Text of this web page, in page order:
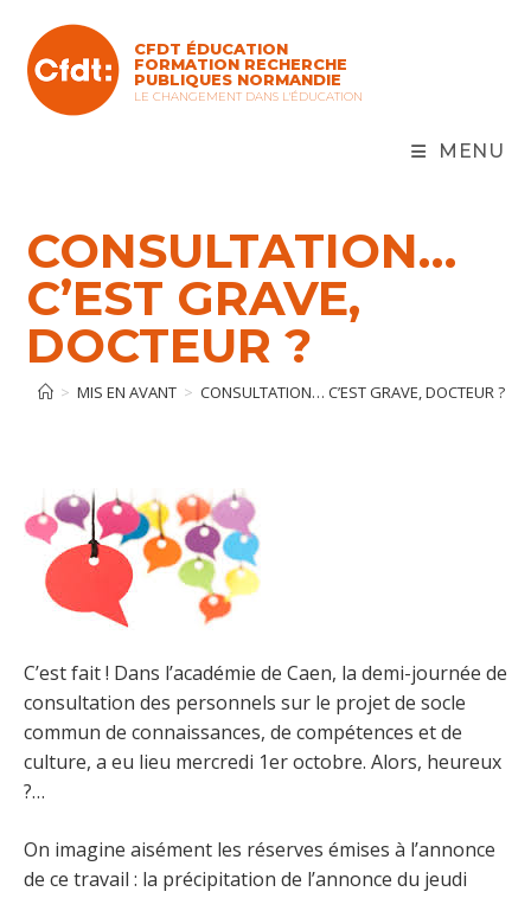
content
CFDT ÉDUCATION
FORMATION RECHERCHE
PUBLIQUES NORMANDIE
LE CHANGEMENT DANS L'ÉDUCATION
MENU
CONSULTATION…
C’EST GRAVE,
DOCTEUR ?
> MIS EN AVANT > CONSULTATION… C’EST GRAVE, DOCTEUR ?
C’est fait ! Dans l’académie de Caen, la demi-journée de
consultation des personnels sur le projet de socle
commun de connaissances, de compétences et de
culture, a eu lieu mercredi 1er octobre. Alors, heureux
?…
On imagine aisément les réserves émises à l’annonce
de ce travail : la précipitation de l’annonce du jeudi